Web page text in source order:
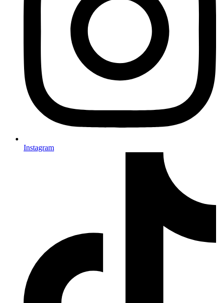
Instagram